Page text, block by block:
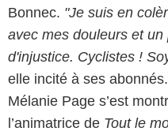
Bonnec. "Je suis en
avec mes douleurs et
d'injustice. Cyclistes !
elle incité à ses
Mélanie Page s’est
l’animatrice de Tout le